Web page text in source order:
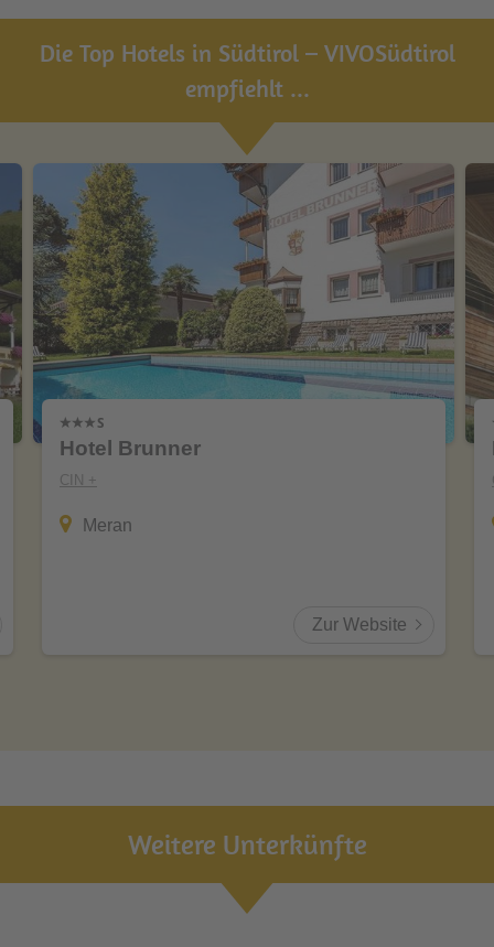
Die Top Hotels in Südtirol – VIVOSüdtirol
empfiehlt ...
Hotel Brunner
CIN +
Meran
Zur Website
Weitere Unterkünfte